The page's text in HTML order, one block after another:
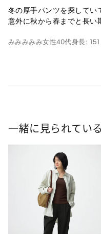
冬の厚手パンツを探してい
意外に秋から春までと長い
みみみみみ女性40代身長:
一緒に見られてい